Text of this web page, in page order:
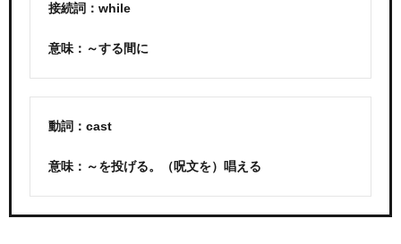
接続詞：while
意味：～する間に
動詞：cast
意味：～を投げる。（呪文を）唱える